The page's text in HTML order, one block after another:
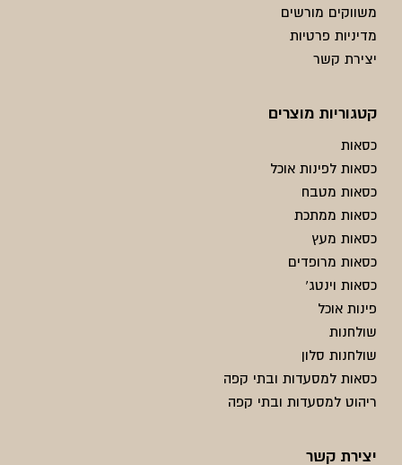
משווקים מורשים
מדיניות פרטיות
יצירת קשר
קטגוריות מוצרים
כסאות
כסאות לפינות אוכל
כסאות מטבח
כסאות ממתכת
כסאות מעץ
כסאות מרופדים
כסאות וינטג'
פינות אוכל
שולחנות
שולחנות סלון
כסאות למסעדות ובתי קפה
ריהוט למסעדות ובתי קפה
יצירת קשר